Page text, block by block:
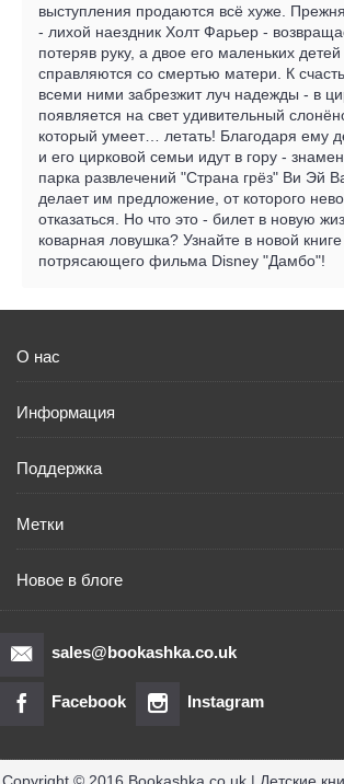
выступления продаются всё хуже.
- лихой наездник Холт Фарьер -
потеряв руку, а двое его маленьких
справляются со смертью матери. К
всеми ними забрезжит луч надежды - в
появляется на свет удивительный
который умеет… летать! Благодаря ему
и его цирковой семьи идут в гору -
парка развлечений "Страна грёз" Ви Эй
делает им предложение, от которого
отказаться. Но что это - билет в новую
коварная ловушка? Узнайте в новой
потрясающего фильма Disney "Дамбо"!
О нас
Информация
Поддержка
Метки
Новое в блоге
sales@bookashka.co.uk
Facebook Instagram
Copyright © 2016 Bookashka.co.uk | Детские